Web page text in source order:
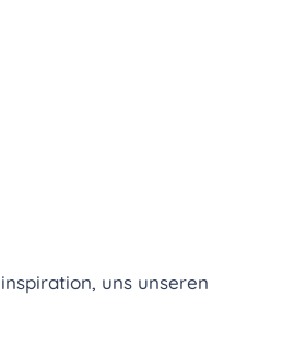
uns unseren